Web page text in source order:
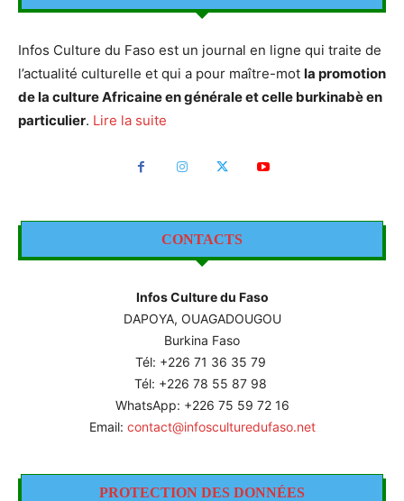
Infos Culture du Faso est un journal en ligne qui traite de
l’actualité culturelle et qui a pour maître-mot la promotion
de la culture Africaine en générale et celle burkinabè en
particulier. Lire la suite
CONTACTS
Infos Culture du Faso
DAPOYA, OUAGADOUGOU
Burkina Faso
Tél: +226 71 36 35 79
Tél: +226 78 55 87 98
WhatsApp: +226 75 59 72 16
Email: contact@infosculturedufaso.net
PROTECTION DES DONNÉES